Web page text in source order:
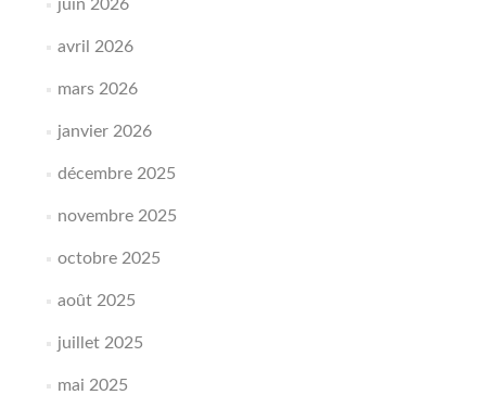
juin 2026
avril 2026
mars 2026
janvier 2026
décembre 2025
novembre 2025
octobre 2025
août 2025
juillet 2025
mai 2025